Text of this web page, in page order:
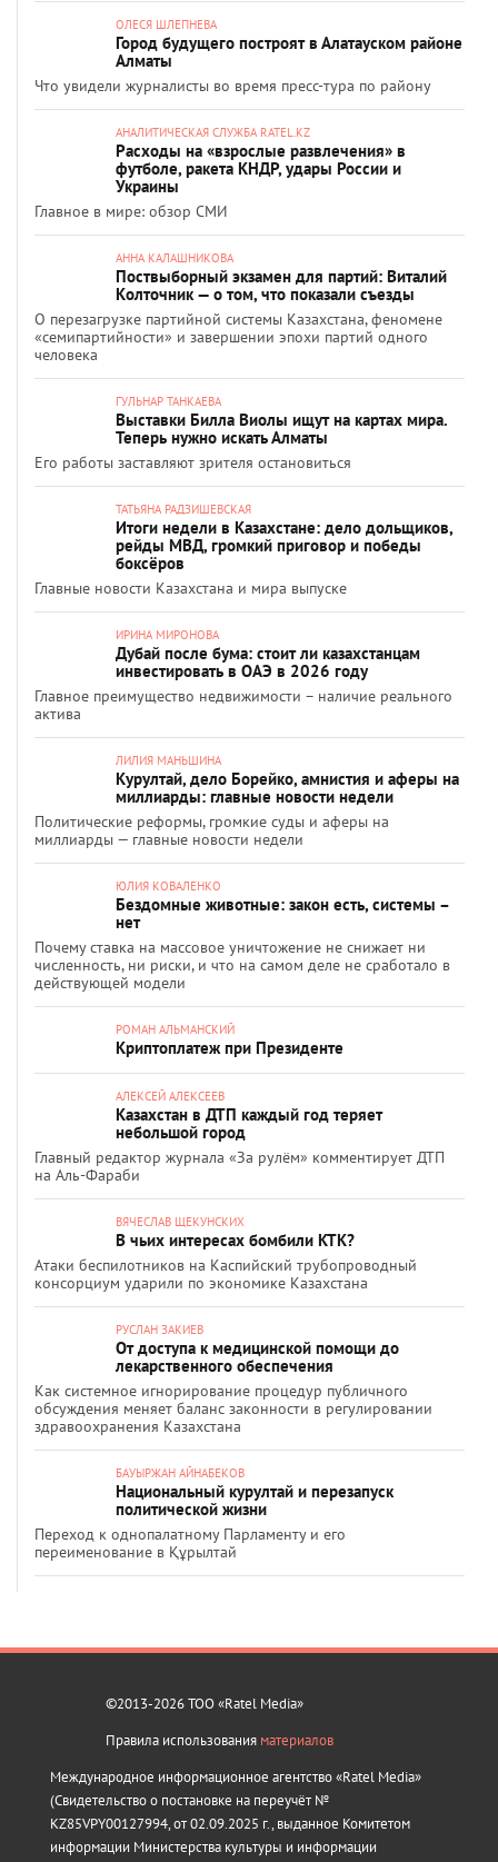
ОЛЕСЯ ШЛЕПНЕВА
Город будущего построят в Алатауском районе
Алматы
Что увидели журналисты во время пресс-тура по району
АНАЛИТИЧЕСКАЯ СЛУЖБА RATEL.KZ
Расходы на «взрослые развлечения» в
футболе, ракета КНДР, удары России и
Украины
Главное в мире: обзор СМИ
АННА КАЛАШНИКОВА
Поствыборный экзамен для партий: Виталий
Колточник — о том, что показали съезды
О перезагрузке партийной системы Казахстана, феномене
«семипартийности» и завершении эпохи партий одного
человека
ГУЛЬНАР ТАНКАЕВА
Выставки Билла Виолы ищут на картах мира.
Теперь нужно искать Алматы
Его работы заставляют зрителя остановиться
ТАТЬЯНА РАДЗИШЕВСКАЯ
Итоги недели в Казахстане: дело дольщиков,
рейды МВД, громкий приговор и победы
боксёров
Главные новости Казахстана и мира выпуске
ИРИНА МИРОНОВА
Дубай после бума: стоит ли казахстанцам
инвестировать в ОАЭ в 2026 году
Главное преимущество недвижимости – наличие реального
актива
ЛИЛИЯ МАНЬШИНА
Курултай, дело Борейко, амнистия и аферы на
миллиарды: главные новости недели
Политические реформы, громкие суды и аферы на
миллиарды — главные новости недели
ЮЛИЯ КОВАЛЕНКО
Бездомные животные: закон есть, системы –
нет
Почему ставка на массовое уничтожение не снижает ни
численность, ни риски, и что на самом деле не сработало в
действующей модели
РОМАН АЛЬМАНСКИЙ
Криптоплатеж при Президенте
АЛЕКСЕЙ АЛЕКСЕЕВ
Казахстан в ДТП каждый год теряет
небольшой город
Главный редактор журнала «За рулём» комментирует ДТП
на Аль-Фараби
ВЯЧЕСЛАВ ЩЕКУНСКИХ
В чьих интересах бомбили КТК?
Атаки беспилотников на Каспийский трубопроводный
консорциум ударили по экономике Казахстана
РУСЛАН ЗАКИЕВ
От доступа к медицинской помощи до
лекарственного обеспечения
Как системное игнорирование процедур публичного
обсуждения меняет баланс законности в регулировании
здравоохранения Казахстана
БАУЫРЖАН АЙНАБЕКОВ
Национальный курултай и перезапуск
политической жизни
Переход к однопалатному Парламенту и его
переименование в Құрылтай
©2013-2026 ТОО «Ratel Media»
Правила использования материалов
Международное информационное агентство «Ratel Media»
(Свидетельство о постановке на переучёт №
KZ85VPY00127994, от 02.09.2025 г., выданное Комитетом
информации Министерства культуры и информации